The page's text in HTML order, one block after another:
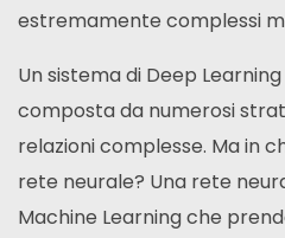
estremamente complessi
Un sistema di Deep
composta da numerosi
relazioni complesse. Ma in
rete neurale? Una rete
Machine Learning che